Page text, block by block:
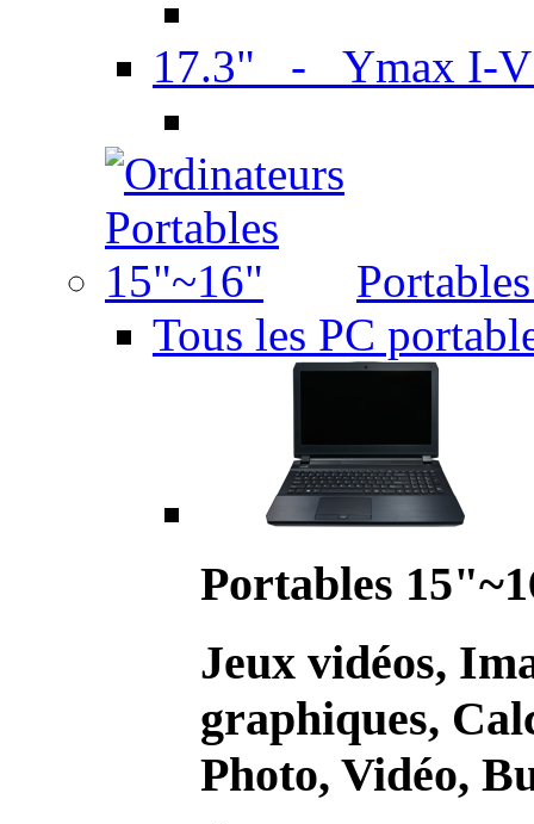
17.3" - Ymax I-
Tous les PC
Portables
Jeux vidéos,
graphiques,
Photo, Vidéo,